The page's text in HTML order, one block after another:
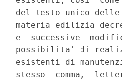
del testo unico
materia edilizia
e  successive
possibilita' di
esistenti di
stesso  comma,